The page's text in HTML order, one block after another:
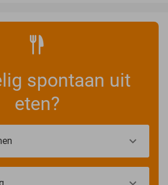
spontaan uit
eten?